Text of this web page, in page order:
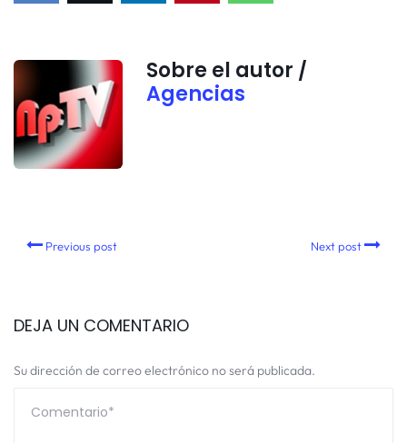
Sobre el autor /
Agencias
Previous post Next post
DEJA UN COMENTARIO
Su dirección de correo electrónico no será publicada.